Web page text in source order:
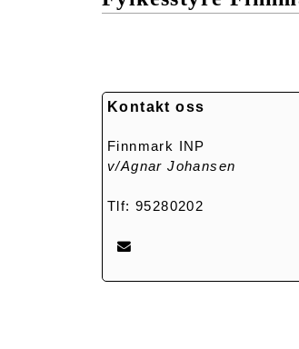
Kontakt oss
Finnmark INP
v/Agnar Johansen
Tlf: 95280202